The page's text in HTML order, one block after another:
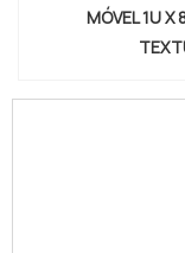
MÓVEL 1U X